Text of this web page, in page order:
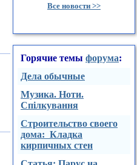
Все новости >>
Горячие темы форума:
Дела обычные
Музика. Ноти.
Спілкування
Строительство своего
дома: Кладка
кирпичных стен